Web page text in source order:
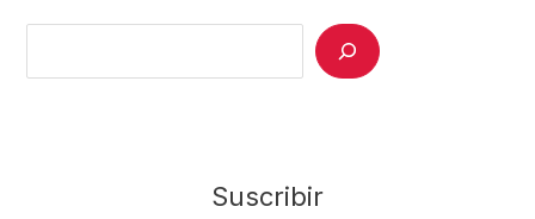
Suscribir